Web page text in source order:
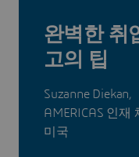
완벽한 취
고의 팁
Suzanne Diekan,
AMERICAS 인재
미국